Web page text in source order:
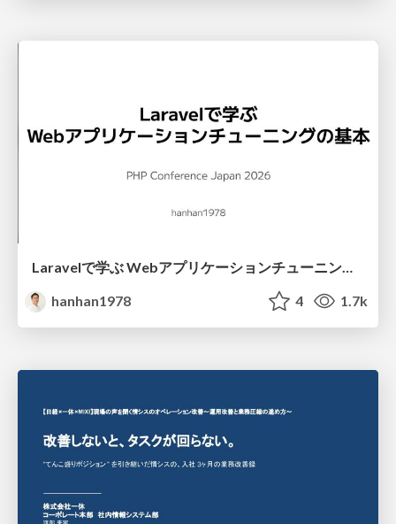
Laravelで学ぶ Webアプリケーションチューニング入門/web_application_tuning_101
hanhan1978
4 1.7k